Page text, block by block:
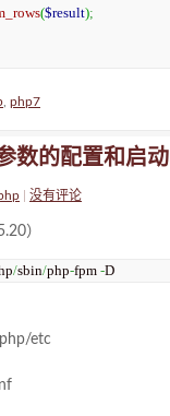
($result);
php7
数的配置和启动
没有评论
）
/sbin/php-fpm -D
etc